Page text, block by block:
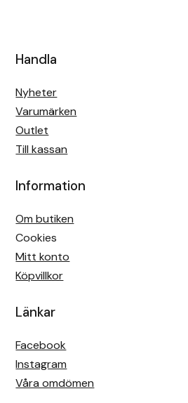
Handla
Nyheter
Varumärken
Outlet
Till kassan
Information
Om butiken
Cookies
Mitt konto
Köpvillkor
Länkar
Facebook
Instagram
Våra omdömen